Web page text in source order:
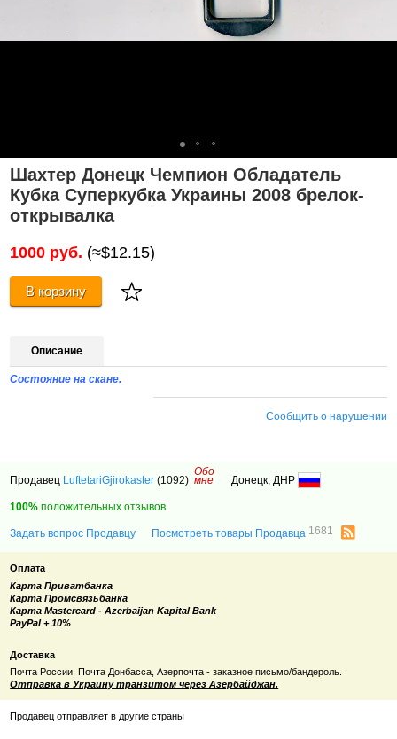
Шахтер Донецк Чемпион Обладатель
Кубка Суперкубка Украины 2008 брелок-
открывалка
1000 руб. (≈$12.15)
В корзину
Описание
Состояние на скане.
Сообщить о нарушении
Продавец LuftetariGjirokaster (1092)
Обо
мне Донецк, ДНР
100% положительных отзывов
Задать вопрос Продавцу Посмотреть товары Продавца 1681
Оплата
Карта Приватбанка
Карта Промсвязьбанка
Карта Mastercard - Azerbaijan Kapital Bank
PayPal + 10%
Доставка
Почта России, Почта Донбасса, Азерпочта - заказное письмо/бандероль.
Отправка в Украину транзитом через Азербайджан.
Продавец отправляет в другие страны